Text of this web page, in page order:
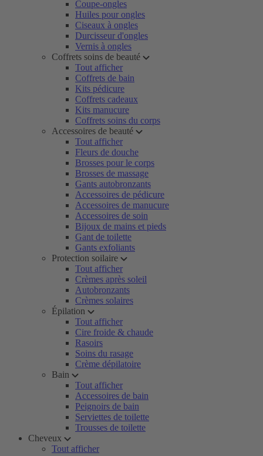
Coupe-ongles
Huiles pour ongles
Ciseaux à ongles
Durcisseur d'ongles
Vernis à ongles
Coffrets soins de beauté
Tout afficher
Coffrets de bain
Kits pédicure
Coffrets cadeaux
Kits manucure
Coffrets soins du corps
Accessoires de beauté
Tout afficher
Fleurs de douche
Brosses pour le corps
Brosses de massage
Gants autobronzants
Accessoires de pédicure
Accessoires de manucure
Accessoires de soin
Bijoux de mains et pieds
Gant de toilette
Gants exfoliants
Protection soilaire
Tout afficher
Crèmes après soleil
Autobronzants
Crèmes solaires
Épilation
Tout afficher
Cire froide & chaude
Rasoirs
Soins du rasage
Crème dépilatoire
Bain
Tout afficher
Accessoires de bain
Peignoirs de bain
Serviettes de toilette
Trousses de toilette
Cheveux
Tout afficher